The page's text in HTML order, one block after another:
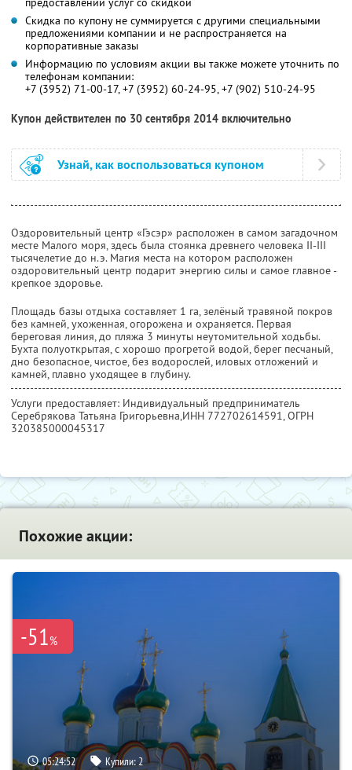
Скидка по купону не суммируется с другими специальными
предложениями компании и не распространяется на
корпоративные заказы
Информацию по условиям акции вы также можете уточнить по
телефонам компании:
+7 (3952) 71-00-17, +7 (3952) 60-24-95, +7 (902) 510-24-95
Купон действителен по 30 сентября 2014 включительно
Узнай, как воспользоваться купоном
Оздоровительный центр «Гэсэр» расположен в самом загадочном
месте Малого моря, здесь была стоянка древнего человека II-III
тысячелетие до н.э. Магия места на котором расположен
оздоровительный центр подарит энергию силы и самое главное -
крепкое здоровье.
Площадь базы отдыха составляет 1 га, зелёный травяной покров
без камней, ухоженная, огорожена и охраняется. Первая
береговая линия, до пляжа 3 минуты неутомительной ходьбы.
Бухта полуоткрытая, с хорошо прогретой водой, берег песчаный,
дно безопасное, чистое, без водорослей, иловых отложений и
камней, плавно уходящее в глубину.
Услуги предоставляет: Индивидуальный предприниматель
Серебрякова Татьяна Григорьевна,ИНН 772702614591, ОГРН
320385000045317
Похожие акции:
-51%
05:24:50 Купили:2